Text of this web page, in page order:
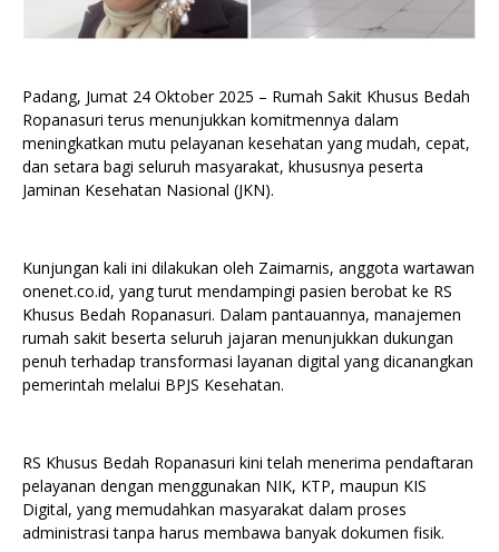
Padang, Jumat 24 Oktober 2025 – Rumah Sakit Khusus Bedah
Ropanasuri terus menunjukkan komitmennya dalam
meningkatkan mutu pelayanan kesehatan yang mudah, cepat,
dan setara bagi seluruh masyarakat, khususnya peserta
Jaminan Kesehatan Nasional (JKN).
Kunjungan kali ini dilakukan oleh Zaimarnis, anggota wartawan
onenet.co.id, yang turut mendampingi pasien berobat ke RS
Khusus Bedah Ropanasuri. Dalam pantauannya, manajemen
rumah sakit beserta seluruh jajaran menunjukkan dukungan
penuh terhadap transformasi layanan digital yang dicanangkan
pemerintah melalui BPJS Kesehatan.
RS Khusus Bedah Ropanasuri kini telah menerima pendaftaran
pelayanan dengan menggunakan NIK, KTP, maupun KIS
Digital, yang memudahkan masyarakat dalam proses
administrasi tanpa harus membawa banyak dokumen fisik.